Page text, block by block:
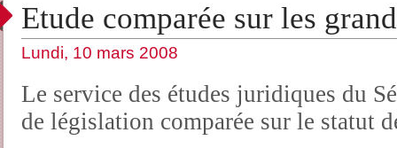
Etude comparée sur les
Lundi, 10 mars 2008
Le service des études juridiques du
de législation comparée sur le statut